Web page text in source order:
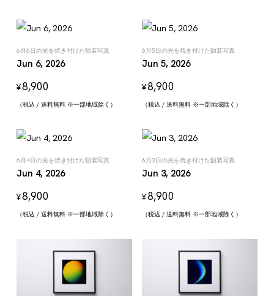
6月6日の光を焼き付けた額装写真
Jun 6, 2026
¥8,900
（税込 / 送料無料 ※一部地域除く）
6月5日の光を焼き付けた額装写真
Jun 5, 2026
¥8,900
（税込 / 送料無料 ※一部地域除く）
6月4日の光を焼き付けた額装写真
Jun 4, 2026
¥8,900
（税込 / 送料無料 ※一部地域除く）
6月3日の光を焼き付けた額装写真
Jun 3, 2026
¥8,900
（税込 / 送料無料 ※一部地域除く）